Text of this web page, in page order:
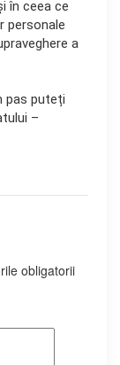
în ceea ce
personale
a
pas puteți
–
obligatorii